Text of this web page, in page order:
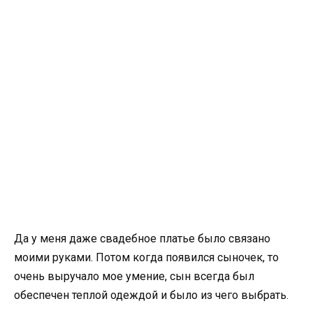
Да у меня даже свадебное платье было связано
моими руками. Потом когда появился сыночек, то
очень выручало мое умение, сын всегда был
обеспечен теплой одеждой и было из чего выбрать.